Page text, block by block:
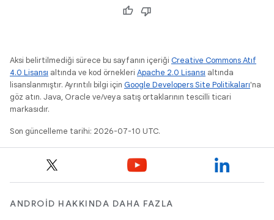
Aksi belirtilmediği sürece bu sayfanın içeriği Creative Commons Atıf
4.0 Lisansı altında ve kod örnekleri Apache 2.0 Lisansı altında
lisanslanmıştır. Ayrıntılı bilgi için Google Developers Site Politikaları'na
göz atın. Java, Oracle ve/veya satış ortaklarının tescilli ticari
markasıdır.
Son güncelleme tarihi: 2026-07-10 UTC.
ANDROID HAKKINDA DAHA FAZLA